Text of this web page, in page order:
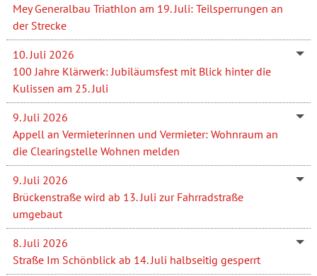
Mey Generalbau Triathlon am 19. Juli: Teilsperrungen an
der Strecke
10. Juli 2026
100 Jahre Klärwerk: Jubiläumsfest mit Blick hinter die
Kulissen am 25. Juli
9. Juli 2026
Appell an Vermieterinnen und Vermieter: Wohnraum an
die Clearingstelle Wohnen melden
9. Juli 2026
Brückenstraße wird ab 13. Juli zur Fahrradstraße
umgebaut
8. Juli 2026
Straße Im Schönblick ab 14. Juli halbseitig gesperrt